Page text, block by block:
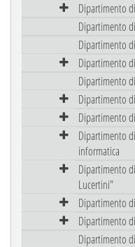
Dipartimento
Dipartimento
Dipartimento
Dipartimento
Dipartimento
Dipartimento
Dipartimento
Dipartimento
informatica
Dipartimento
Lucertini"
Dipartimento
Dipartimento
Dipartimento